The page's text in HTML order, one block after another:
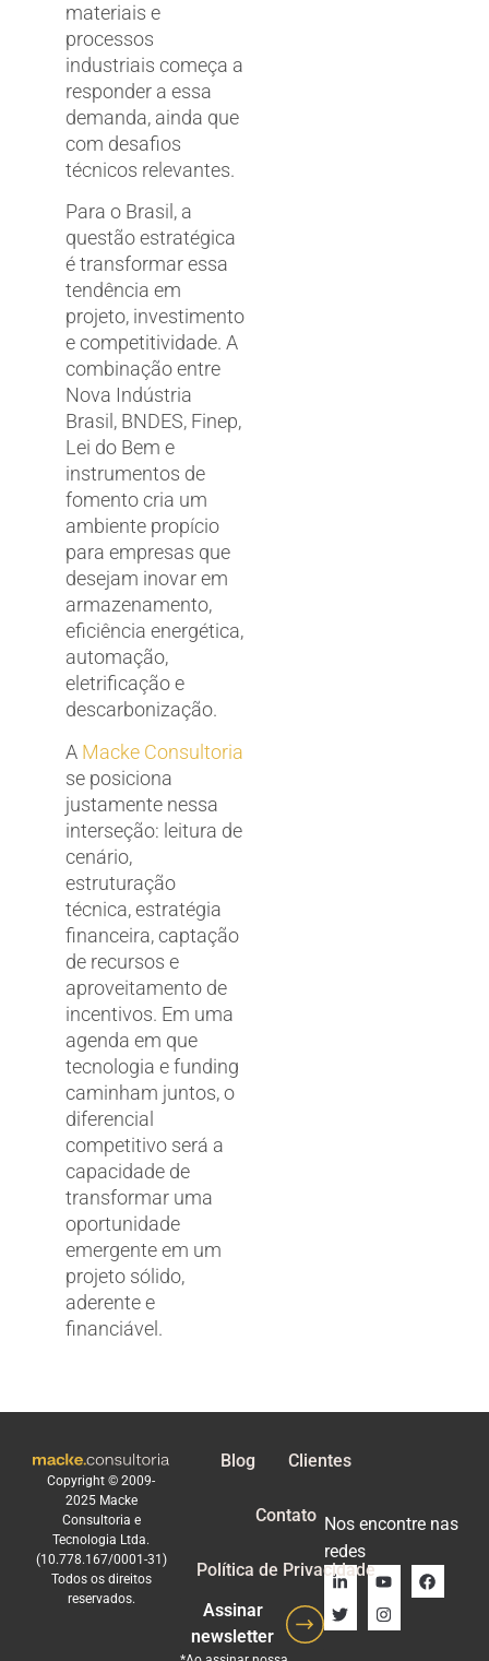
materiais e
processos
industriais começa a
responder a essa
demanda, ainda que
com desafios
técnicos relevantes.
Para o Brasil, a
questão estratégica
é transformar essa
tendência em
projeto, investimento
e competitividade. A
combinação entre
Nova Indústria
Brasil, BNDES, Finep,
Lei do Bem e
instrumentos de
fomento cria um
ambiente propício
para empresas que
desejam inovar em
armazenamento,
eficiência energética,
automação,
eletrificação e
descarbonização.
A Macke Consultoria
se posiciona
justamente nessa
interseção: leitura de
cenário,
estruturação
técnica, estratégia
financeira, captação
de recursos e
aproveitamento de
incentivos. Em uma
agenda em que
tecnologia e funding
caminham juntos, o
diferencial
competitivo será a
capacidade de
transformar uma
oportunidade
emergente em um
projeto sólido,
aderente e
financiável.
Copyright © 2009-
2025 Macke
Consultoria e
Tecnologia Ltda.
(10.778.167/0001-31)
Todos os direitos
reservados.
Blog Clientes
Contato
Política de Privacidade
Assinar
newsletter
Nos encontre nas
redes